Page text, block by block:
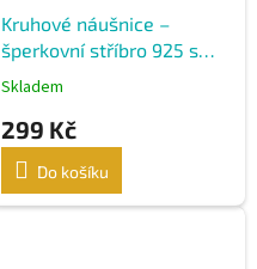
Kruhové náušnice –
šperkovní stříbro 925 s
rhodiovým pokovením
Skladem
299 Kč
Do košíku